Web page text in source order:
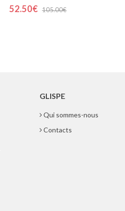
52.50€ 105.00€
GLISPE
Qui sommes-nous
Contacts